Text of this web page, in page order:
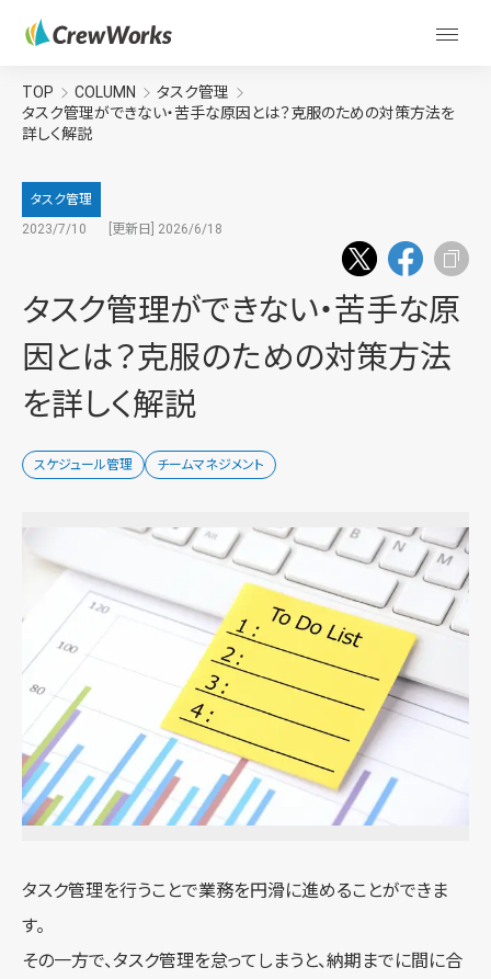
TOP COLUMN
タスク管理
タスク管理ができない・苦手な原因とは？克服のための対策方法を
詳しく解説
タスク管理
2023/7/10
[更新日] 2026/6/18
タスク管理ができない・苦手な原
因とは？克服のための対策方法
を詳しく解説
スケジュール管理 チームマネジメント
タスク管理を行うことで業務を円滑に進めることができま
す。
その一方で、タスク管理を怠ってしまうと、納期までに間に合